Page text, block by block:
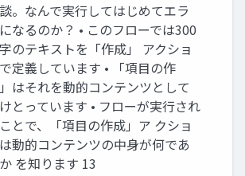
。なんで実行してはじめてエラ
なるのか？ • このフローでは300
のテキストを「作成」 アクショ
定義しています • 「項目の作
はそれを動的コンテンツとして
とっています • フローが実行され
とで、「項目の作成」ア クショ
動的コンテンツの中身が何であ
を知ります 13